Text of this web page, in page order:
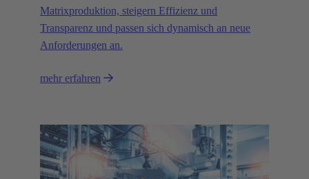
Matrixproduktion, steigern Effizienz und
Transparenz und passen sich dynamisch an neue
Anforderungen an.
mehr erfahren